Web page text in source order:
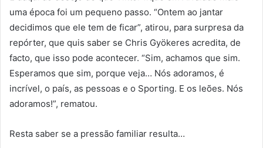
uma época foi um pequeno passo. “Ontem ao jantar
decidimos que ele tem de ficar”, atirou, para surpresa da
repórter, que quis saber se Chris Gyökeres acredita, de
facto, que isso pode acontecer. “Sim, achamos que sim.
Esperamos que sim, porque veja… Nós adoramos, é
incrível, o país, as pessoas e o Sporting. E os leões. Nós
adoramos!”, rematou.
Resta saber se a pressão familiar resulta…